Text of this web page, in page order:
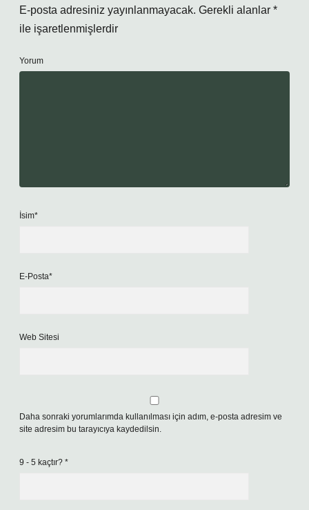
E-posta adresiniz yayınlanmayacak. Gerekli alanlar *
ile işaretlenmişlerdir
Yorum
İsim*
E-Posta*
Web Sitesi
Daha sonraki yorumlarımda kullanılması için adım, e-posta adresim ve
site adresim bu tarayıcıya kaydedilsin.
9 - 5 kaçtır? *